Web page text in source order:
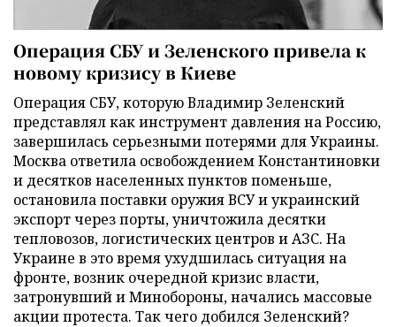
Операция СБУ и Зеленского привела к
новому кризису в Киеве
Операция СБУ, которую Владимир Зеленский
представлял как инструмент давления на Россию,
завершилась серьезными потерями для Украины.
Москва ответила освобождением Константиновки
и десятков населенных пунктов поменьше,
остановила поставки оружия ВСУ и украинский
экспорт через порты, уничтожила десятки
тепловозов, логистических центров и АЗС. На
Украине в это время ухудшилась ситуация на
фронте, возник очередной кризис власти,
затронувший и Минобороны, начались массовые
акции протеста. Так чего добился Зеленский?